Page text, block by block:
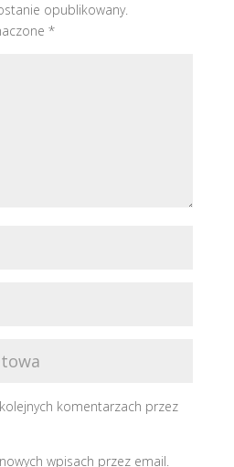
opublikowany.
*
komentarzach przez
wpisach przez email.